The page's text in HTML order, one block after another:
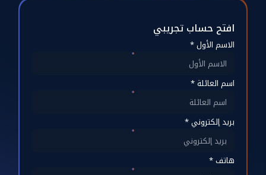
افتح حساب تجريبي
الاسم الأول *
اسم العائلة *
بريد إلكتروني *
هاتف *